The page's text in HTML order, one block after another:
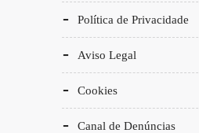
Política de Privacidade
Aviso Legal
Cookies
Canal de Denúncias